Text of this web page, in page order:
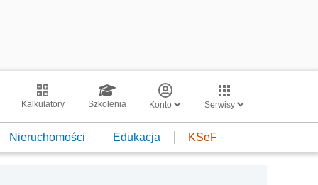
Kalkulatory Szkolenia Konto Serwisy
Nieruchomości Edukacja KSeF